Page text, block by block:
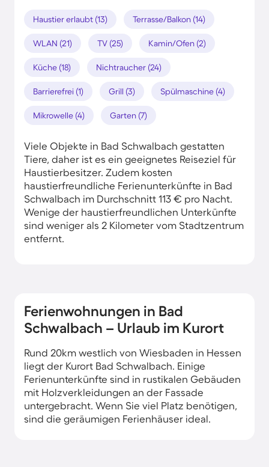
Haustier erlaubt (13) Terrasse/Balkon (14)
WLAN (21) TV (25) Kamin/Ofen (2)
Küche (18) Nichtraucher (24)
Barrierefrei (1) Grill (3) Spülmaschine (4)
Mikrowelle (4) Garten (7)
Viele Objekte in Bad Schwalbach gestatten
Tiere, daher ist es ein geeignetes Reiseziel für
Haustierbesitzer. Zudem kosten
haustierfreundliche Ferienunterkünfte in Bad
Schwalbach im Durchschnitt 113 € pro Nacht.
Wenige der haustierfreundlichen Unterkünfte
sind weniger als 2 Kilometer vom Stadtzentrum
entfernt.
Ferienwohnungen in Bad
Schwalbach – Urlaub im Kurort
Rund 20km westlich von Wiesbaden in Hessen
liegt der Kurort Bad Schwalbach. Einige
Ferienunterkünfte sind in rustikalen Gebäuden
mit Holzverkleidungen an der Fassade
untergebracht. Wenn Sie viel Platz benötigen,
sind die geräumigen Ferienhäuser ideal.